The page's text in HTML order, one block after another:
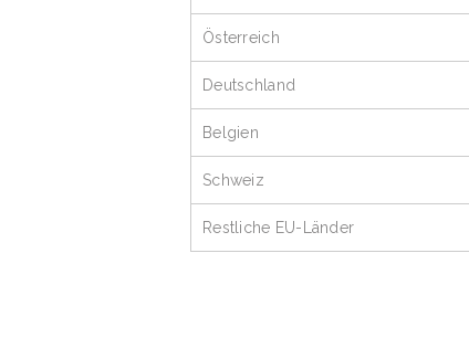
Österreich
Deutschland
Belgien
Schweiz
Restliche EU-Länder